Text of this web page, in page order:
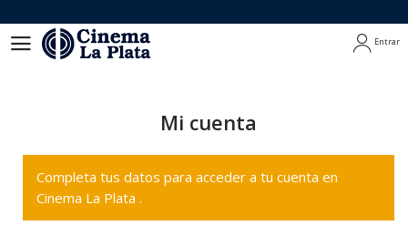
Entrar
Mi cuenta
Completa tus datos para acceder a tu cuenta en
Cinema La Plata .